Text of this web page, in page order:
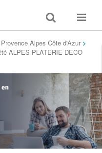
Toggle
search
Toggle
Alpes Côte d'Azur >
ALPES PLATERIE DECO